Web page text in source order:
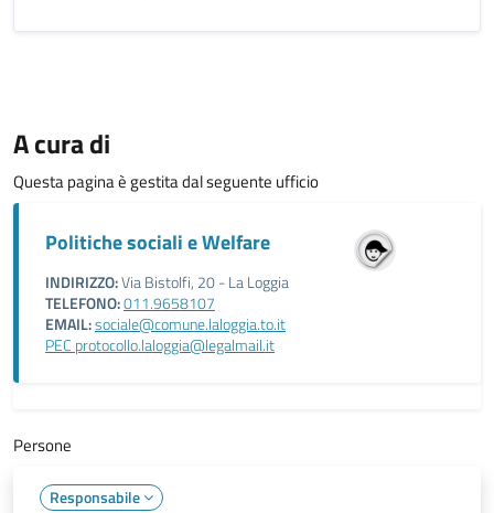
A cura di
Questa pagina è gestita dal seguente ufficio
Politiche sociali e Welfare
INDIRIZZO:Via Bistolfi, 20 - La Loggia
TELEFONO:011.9658107
EMAIL:sociale@comune.laloggia.to.it
PEC protocollo.laloggia@legalmail.it
Persone
Responsabile